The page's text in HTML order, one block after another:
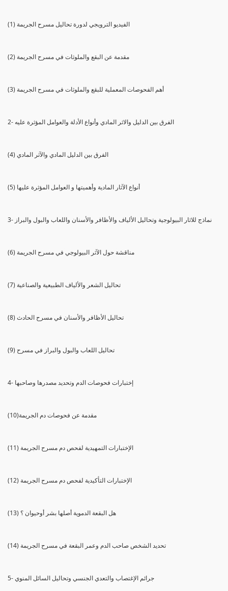
(1) الفيديو الترويجي لدورة تحاليل مسرح الجريمة
(2) مقدمة عن البقع والملوثات في مسرح الجريمة
(3) أهم الفحوصات المعملية للبقع والملوثات في مسرح الجريمة
2- الفرق بين الدليل والاثر المادي وأنواع الأدلة والعوامل المؤثرة عليه
(4) الفرق بين الدليل المادي والآثر المادي
(5) أنواع الآثار المادية وأهميتها و العوامل المؤثرة عليها
3- نماذج للاثار البيولوجية وتحاليل الألياف والأظافر والأسنان واللعاب والبول والبراز
(6) مناقشة حول الآثر البيولوجي في مسرح الجريمة
(7) تحاليل الشعر والألياف الطبيعية والصناعية
(8) تحاليل الأظافر والأسنان في مسرح الحادث
(9) تحاليل اللعاب والبول والبراز في مسرح
4- إختبارات فحوصات الدم وتحديد مصدرها وصاحبها
(10)مقدمة عن فحوصات دم الجريمة
(11) الإختبارات التمهيدية لفحص دم مسرح الجريمة
(12) الإختبارات التأكيدية لفحص دم مسرح الجريمة
(13) هل البقعة الدموية أصلها بشر أوحيوان ؟
(14) تحديد الشخص صاحب الدم وعمر البقعة في مسرح الجريمة
5- جرائم الإغتصاب والتعدي الجنسي وتحاليل السائل المنوي